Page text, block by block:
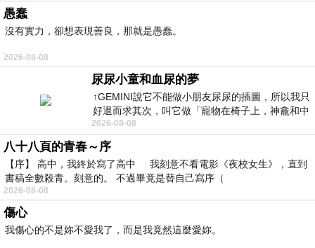
愚蠢
沒有實力，卻想表現善良，那就是愚蠢。
2026-08-08
尿尿小童和血尿的夢
↑GEMINI說它不能做小朋友尿尿的插圖，所以我只
好退而求其次，叫它做「寵物在椅子上，神龕和中
年人臉孔」的畫了。 六月底
2026-08-08
八十八頁的青春～序
【序】 高中，我終於寫了高中 我刻意不看電影《夜校女生》，直到
書稿全數殺青。刻意的。 不過畢竟是替自己寫序（
2026-08-08
傷心
我傷心的不是妳不愛我了，而是我竟然這麼愛妳。